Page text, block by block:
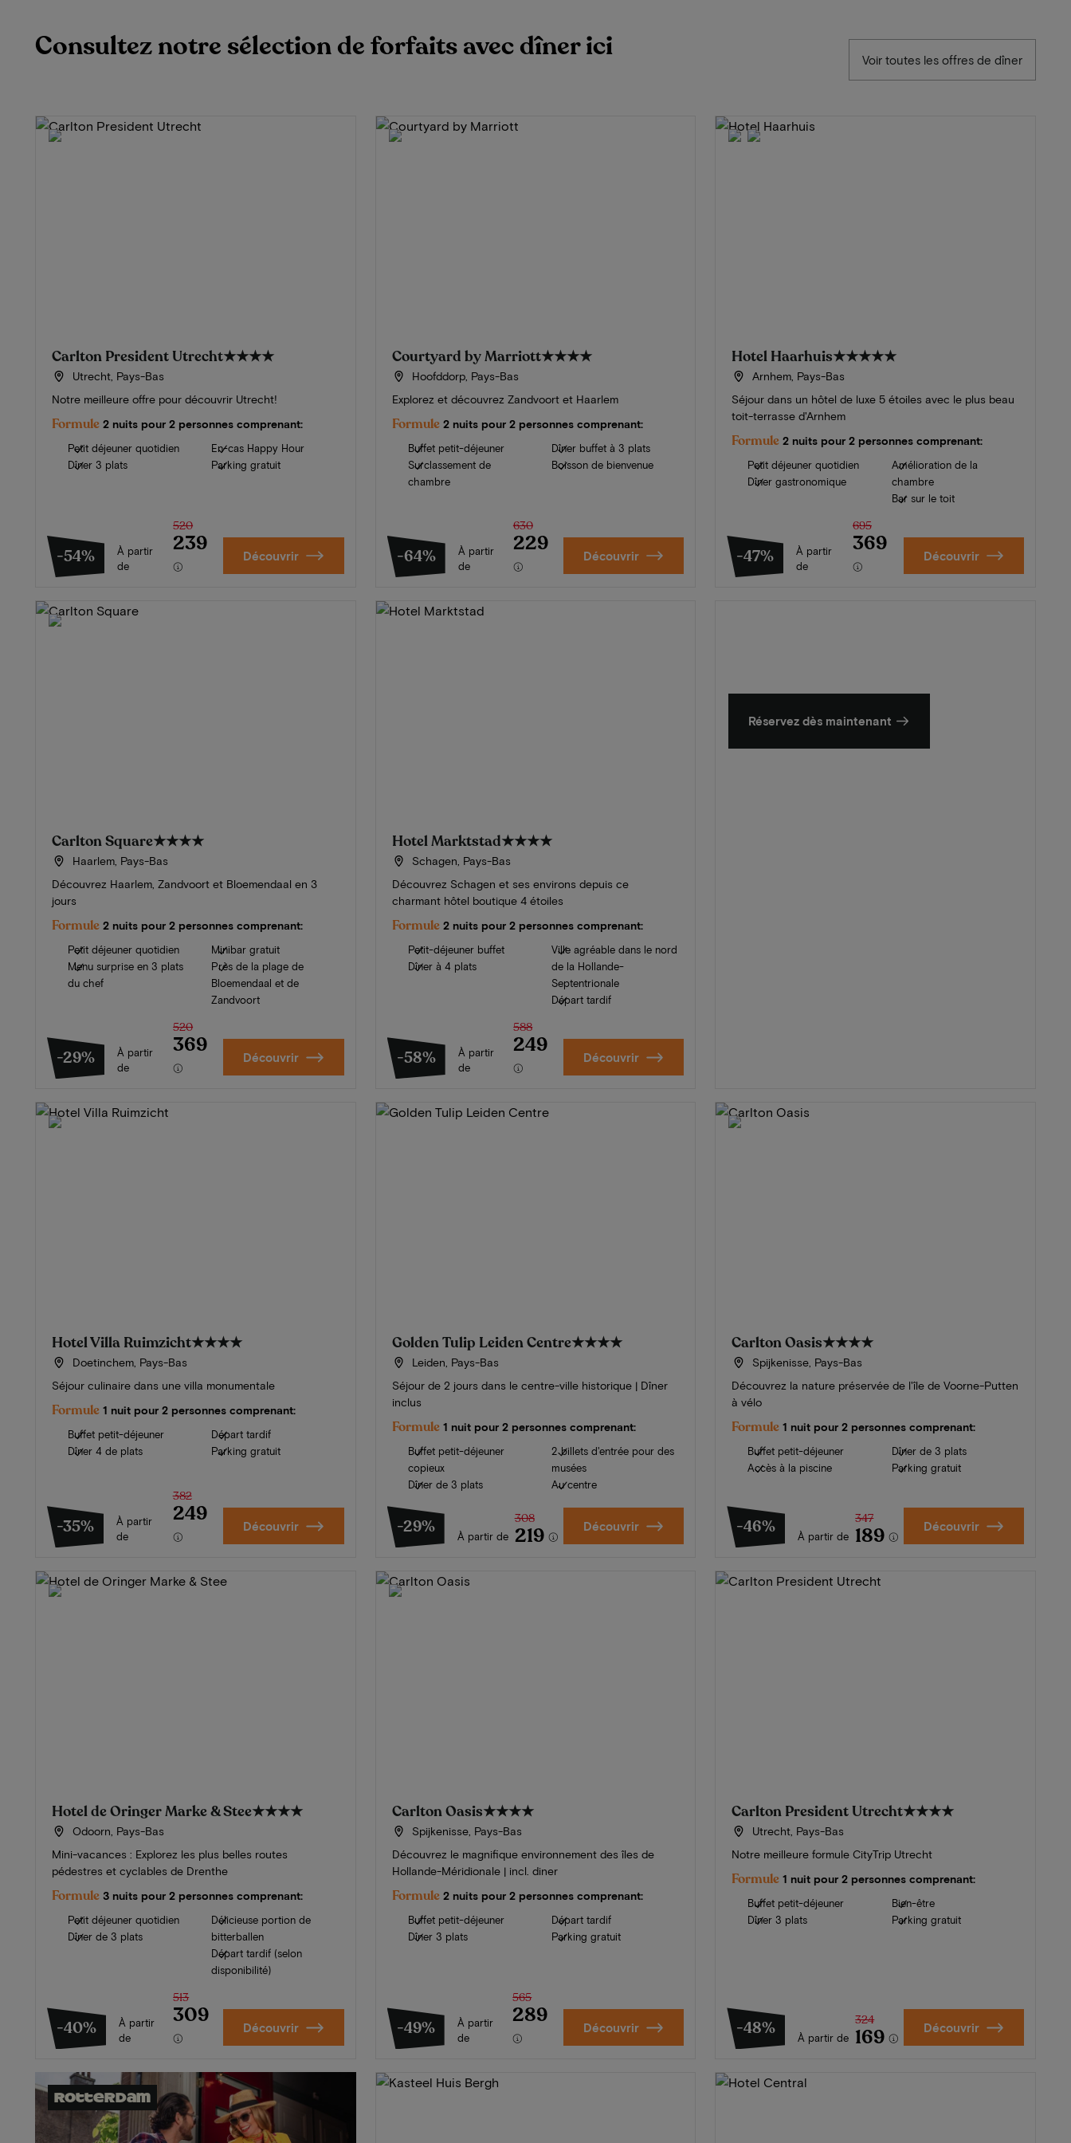
Consultez notre sélection de forfaits avec dîner ici Voir toutes les offres de dîner
Carlton President Utrecht★★★★
Utrecht, Pays-Bas
Notre meilleure offre pour découvrir Utrecht!
Formule 2 nuits pour 2 personnes comprenant:
Petit déjeuner quotidien
Dîner 3 plats
En-cas Happy Hour
Parking gratuit
-54%
À partir
de
520
239 Découvrir
Courtyard by Marriott★★★★
Hoofddorp, Pays-Bas
Explorez et découvrez Zandvoort et Haarlem
Formule 2 nuits pour 2 personnes comprenant:
Buffet petit-déjeuner
Surclassement de
chambre
Dîner buffet à 3 plats
Boisson de bienvenue
-64%
À partir
de
630
229 Découvrir
Hotel Haarhuis★★★★★
Arnhem, Pays-Bas
Séjour dans un hôtel de luxe 5 étoiles avec le plus beau
toit-terrasse d'Arnhem
Formule 2 nuits pour 2 personnes comprenant:
Petit déjeuner quotidien
Dîner gastronomique
Amélioration de la
chambre
Bar sur le toit
-47%
À partir
de
695
369 Découvrir
Carlton Square★★★★
Haarlem, Pays-Bas
Découvrez Haarlem, Zandvoort et Bloemendaal en 3
jours
Formule 2 nuits pour 2 personnes comprenant:
Petit déjeuner quotidien
Menu surprise en 3 plats
du chef
Minibar gratuit
Près de la plage de
Bloemendaal et de
Zandvoort
-29%
À partir
de
520
369 Découvrir
Hotel Marktstad★★★★
Schagen, Pays-Bas
Découvrez Schagen et ses environs depuis ce
charmant hôtel boutique 4 étoiles
Formule 2 nuits pour 2 personnes comprenant:
Petit-déjeuner buffet
Dîner à 4 plats
Ville agréable dans le nord
de la Hollande-
Septentrionale
Départ tardif
-58%
À partir
de
588
249 Découvrir
Réservez dès maintenant
Hotel Villa Ruimzicht★★★★
Doetinchem, Pays-Bas
Séjour culinaire dans une villa monumentale
Formule 1 nuit pour 2 personnes comprenant:
Buffet petit-déjeuner
Dîner 4 de plats
Départ tardif
Parking gratuit
-35%
À partir
de
382
249 Découvrir
Golden Tulip Leiden Centre★★★★
Leiden, Pays-Bas
Séjour de 2 jours dans le centre-ville historique | Dîner
inclus
Formule 1 nuit pour 2 personnes comprenant:
Buffet petit-déjeuner
copieux
Dîner de 3 plats
2 billets d'entrée pour des
musées
Au centre
-29% À partir de
308
219 Découvrir
Carlton Oasis★★★★
Spijkenisse, Pays-Bas
Découvrez la nature préservée de l'île de Voorne-Putten
à vélo
Formule 1 nuit pour 2 personnes comprenant:
Buffet petit-déjeuner
Accès à la piscine
Dîner de 3 plats
Parking gratuit
-46% À partir de
347
189 Découvrir
Hotel de Oringer Marke & Stee★★★★
Odoorn, Pays-Bas
Mini-vacances : Explorez les plus belles routes
pédestres et cyclables de Drenthe
Formule 3 nuits pour 2 personnes comprenant:
Petit déjeuner quotidien
Dîner de 3 plats
Délicieuse portion de
bitterballen
Départ tardif (selon
disponibilité)
-40%
À partir
de
513
309 Découvrir
Carlton Oasis★★★★
Spijkenisse, Pays-Bas
Découvrez le magnifique environnement des îles de
Hollande-Méridionale | incl. diner
Formule 2 nuits pour 2 personnes comprenant:
Buffet petit-déjeuner
Dîner 3 plats
Départ tardif
Parking gratuit
-49%
À partir
de
565
289 Découvrir
Carlton President Utrecht★★★★
Utrecht, Pays-Bas
Notre meilleure formule CityTrip Utrecht
Formule 1 nuit pour 2 personnes comprenant:
Buffet petit-déjeuner
Dîner 3 plats
Bien-être
Parking gratuit
-48% À partir de
324
169 Découvrir
Rotterdam